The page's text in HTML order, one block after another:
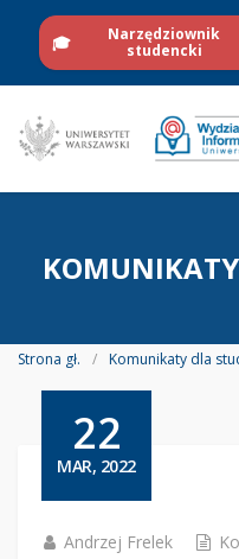
🎓
Narzędziownik
studencki
Strona gł.
22
MAR, 2022
Andrzej Frelek